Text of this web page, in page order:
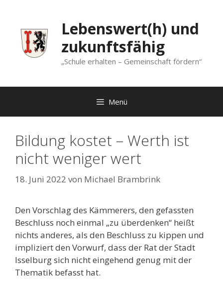
springen
Lebenswert(h) und
zukunftsfähig
„Schule erhalten – Gemeinschaft fördern“
Menü
Bildung kostet – Werth ist
nicht weniger wert
18. Juni 2022 von Michael Brambrink
Den Vorschlag des Kämmerers, den gefassten
Beschluss noch einmal „zu überdenken“ heißt
nichts anderes, als den Beschluss zu kippen und
impliziert den Vorwurf, dass der Rat der Stadt
Isselburg sich nicht eingehend genug mit der
Thematik befasst hat.